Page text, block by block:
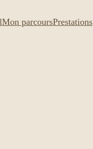
Mon parcoursPrestations